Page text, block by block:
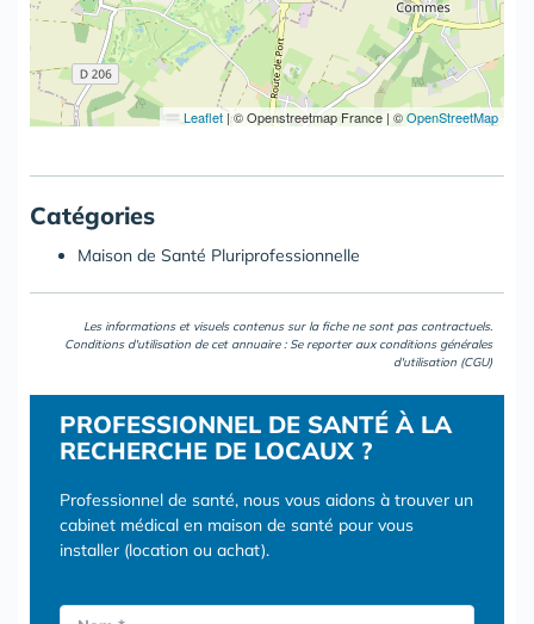
Leaflet |© Openstreetmap France | ©OpenStreetMap
Catégories
Maison de Santé Pluriprofessionnelle
Les informations et visuels contenus sur la fiche ne sont pas contractuels.
Conditions d'utilisation de cet annuaire : Se reporter aux conditions générales
d'utilisation (CGU)
PROFESSIONNEL DE SANTÉ À LA
RECHERCHE DE LOCAUX ?
Professionnel de santé, nous vous aidons à trouver un
cabinet médical en maison de santé pour vous
installer (location ou achat).